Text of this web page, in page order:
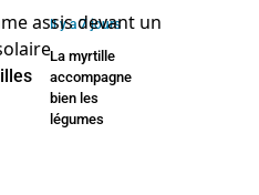
Il y a 7 jours
La myrtille
accompagne
bien les
légumes